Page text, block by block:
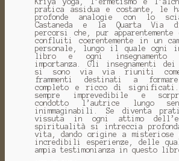
pratica assidua e costante, le
profonde analogie con lo
Castaneda e la Quarta Via
percorsi che, pur
confluiti coerentemente in un
personale, lungo il quale ogni
libro e ogni insegnamento
importanza. Gli insegnamenti
si sono via via riuniti
frammenti destinati a
completo e ricco di significati.
sempre imprevedibile e
condotto l’autrice lungo
inimmaginabili. Se diventa
vissuta in ogni attimo
spiritualità si intreccia
vita, dando origine a misteriose
incredibili esperienze, delle
ampia testimonianza in questo